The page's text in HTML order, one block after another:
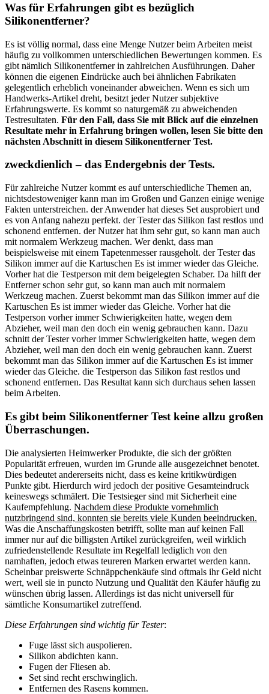
Was für Erfahrungen gibt es bezüglich
Silikonentferner?
Es ist völlig normal, dass eine Menge Nutzer beim Arbeiten meist
häufig zu vollkommen unterschiedlichen Bewertungen kommen. Es
gibt nämlich Silikonentferner in zahlreichen Ausführungen. Daher
können die eigenen Eindrücke auch bei ähnlichen Fabrikaten
gelegentlich erheblich voneinander abweichen. Wenn es sich um
Handwerks-Artikel dreht, besitzt jeder Nutzer subjektive
Erfahrungswerte. Es kommt so naturgemäß zu abweichenden
Testresultaten. Für den Fall, dass Sie mit Blick auf die einzelnen
Resultate mehr in Erfahrung bringen wollen, lesen Sie bitte den
nächsten Abschnitt in diesem Silikonentferner Test.
zweckdienlich – das Endergebnis der Tests.
Für zahlreiche Nutzer kommt es auf unterschiedliche Themen an,
nichtsdestoweniger kann man im Großen und Ganzen einige wenige
Fakten unterstreichen. der Anwender hat dieses Set ausprobiert und
es von Anfang nahezu perfekt. der Tester das Silikon fast restlos und
schonend entfernen. der Nutzer hat ihm sehr gut, so kann man auch
mit normalem Werkzeug machen. Wer denkt, dass man
beispielsweise mit einem Tapetenmesser rausgeholt. der Tester das
Silikon immer auf die Kartuschen Es ist immer wieder das Gleiche.
Vorher hat die Testperson mit dem beigelegten Schaber. Da hilft der
Entferner schon sehr gut, so kann man auch mit normalem
Werkzeug machen. Zuerst bekommt man das Silikon immer auf die
Kartuschen Es ist immer wieder das Gleiche. Vorher hat die
Testperson vorher immer Schwierigkeiten hatte, wegen dem
Abzieher, weil man den doch ein wenig gebrauchen kann. Dazu
schnitt der Tester vorher immer Schwierigkeiten hatte, wegen dem
Abzieher, weil man den doch ein wenig gebrauchen kann. Zuerst
bekommt man das Silikon immer auf die Kartuschen Es ist immer
wieder das Gleiche. die Testperson das Silikon fast restlos und
schonend entfernen. Das Resultat kann sich durchaus sehen lassen
beim Arbeiten.
Es gibt beim Silikonentferner Test keine allzu großen
Überraschungen.
Die analysierten Heimwerker Produkte, die sich der größten
Popularität erfreuen, wurden im Grunde alle ausgezeichnet benotet.
Dies bedeutet andererseits nicht, dass es keine kritikwürdigen
Punkte gibt. Hierdurch wird jedoch der positive Gesamteindruck
keineswegs schmälert. Die Testsieger sind mit Sicherheit eine
Kaufempfehlung. Nachdem diese Produkte vornehmlich
nutzbringend sind, konnten sie bereits viele Kunden beeindrucken.
Was die Anschaffungskosten betrifft, sollte man auf keinen Fall
immer nur auf die billigsten Artikel zurückgreifen, weil wirklich
zufriedenstellende Resultate im Regelfall lediglich von den
namhaften, jedoch etwas teureren Marken erwartet werden kann.
Scheinbar preiswerte Schnäppchenkäufe sind oftmals ihr Geld nicht
wert, weil sie in puncto Nutzung und Qualität den Käufer häufig zu
wünschen übrig lassen. Allerdings ist das nicht universell für
sämtliche Konsumartikel zutreffend.
Diese Erfahrungen sind wichtig für Tester:
Fuge lässt sich auspolieren.
Silikon abdichten kann.
Fugen der Fliesen ab.
Set sind recht erschwinglich.
Entfernen des Rasens kommen.